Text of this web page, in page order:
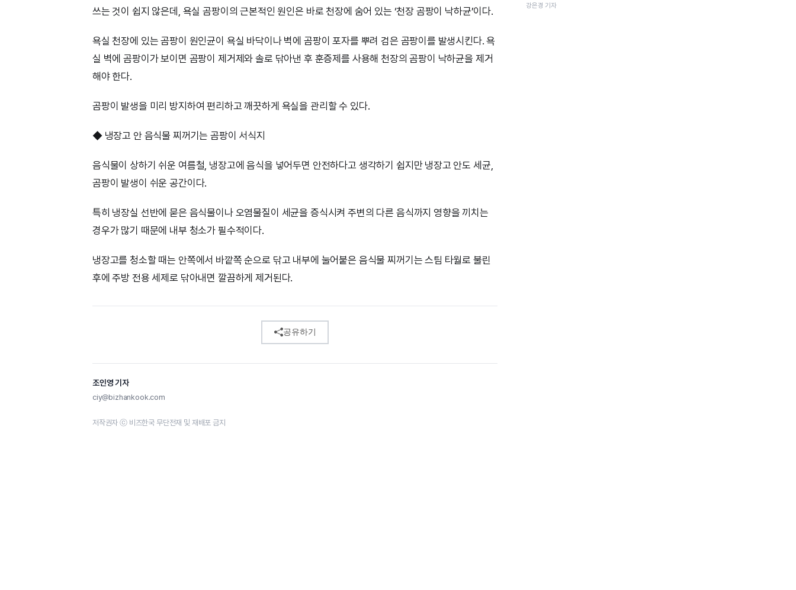
쓰는 것이 쉽지 않은데, 욕실 곰팡이의 근본적인 원인은 바로 천장에 숨어 있는 ‘천장 곰팡이 낙하균’이다.
욕실 천장에 있는 곰팡이 원인균이 욕실 바닥이나 벽에 곰팡이 포자를 뿌려 검은 곰팡이를 발생시킨다. 욕
실 벽에 곰팡이가 보이면 곰팡이 제거제와 솔로 닦아낸 후 훈증제를 사용해 천장의 곰팡이 낙하균을 제거
해야 한다.
곰팡이 발생을 미리 방지하여 편리하고 깨끗하게 욕실을 관리할 수 있다.
◆ 냉장고 안 음식물 찌꺼기는 곰팡이 서식지
음식물이 상하기 쉬운 여름철, 냉장고에 음식을 넣어두면 안전하다고 생각하기 쉽지만 냉장고 안도 세균,
곰팡이 발생이 쉬운 공간이다.
특히 냉장실 선반에 묻은 음식물이나 오염물질이 세균을 증식시켜 주변의 다른 음식까지 영향을 끼치는
경우가 많기 때문에 내부 청소가 필수적이다.
냉장고를 청소할 때는 안쪽에서 바깥쪽 순으로 닦고 내부에 눌어붙은 음식물 찌꺼기는 스팀 타월로 불린
후에 주방 전용 세제로 닦아내면 깔끔하게 제거된다.
공유하기
조인영 기자
ciy@bizhankook.com
저작권자 ⓒ 비즈한국 무단전재 및 재배포 금지
강은경 기자